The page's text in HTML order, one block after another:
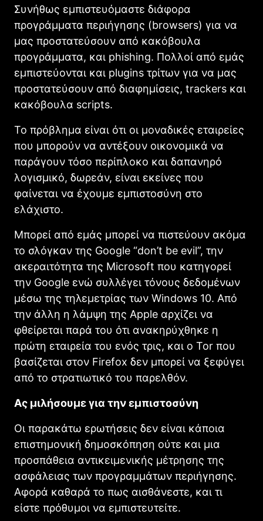
Συνήθως εμπιστευόμαστε διάφορα
προγράμματα περιήγησης (browsers) για να
μας προστατεύσουν από κακόβουλα
προγράμματα, και phishing. Πολλοί από εμάς
εμπιστεύονται και plugins τρίτων για να μας
προστατεύσουν από διαφημίσεις, trackers και
κακόβουλα scripts.
Το πρόβλημα είναι ότι οι μοναδικές εταιρείες
που μπορούν να αντέξουν οικονομικά να
παράγουν τόσο περίπλοκο και δαπανηρό
λογισμικό, δωρεάν, είναι εκείνες που
φαίνεται να έχουμε εμπιστοσύνη στο
ελάχιστο.
Μπορεί από εμάς μπορεί να πιστεύουν ακόμα
το σλόγκαν της Google “don’t be evil”, την
ακεραιτότητα της Microsoft που κατηγορεί
την Google ενώ συλλέγει τόνους δεδομένων
μέσω της τηλεμετρίας των Windows 10. Από
την άλλη η λάμψη της Apple αρχίζει να
φθείρεται παρά του ότι ανακηρύχθηκε η
πρώτη εταιρεία του ενός τρις, και ο Tor που
βασίζεται στον Firefox δεν μπορεί να ξεφύγει
από το στρατιωτικό του παρελθόν.
Ας μιλήσουμε για την εμπιστοσύνη
Οι παρακάτω ερωτήσεις δεν είναι κάποια
επιστημονική δημοσκόπηση ούτε και μια
προσπάθεια αντικειμενικής μέτρησης της
ασφάλειας των προγραμμάτων περιήγησης.
Αφορά καθαρά το πως αισθάνεστε, και τι
είστε πρόθυμοι να εμπιστευτείτε.